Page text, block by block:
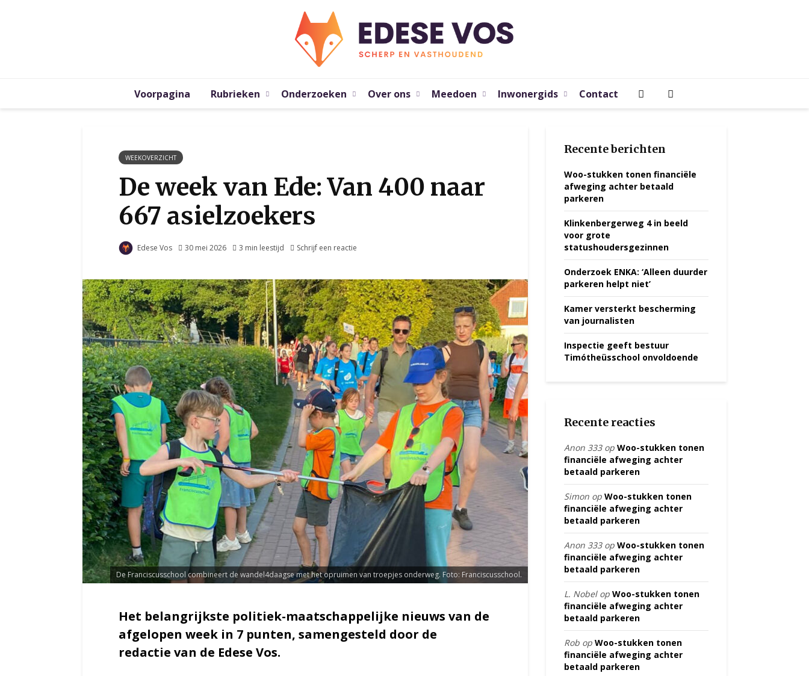
Voorpagina Rubrieken Onderzoeken Over ons Meedoen Inwonergids Contact
WEEKOVERZICHT
De week van Ede: Van 400 naar
667 asielzoekers
Edese Vos 30 mei 2026 3 min leestijd Schrijf een reactie
De Franciscusschool combineert de wandel4daagse met het opruimen van troepjes onderweg. Foto: Franciscusschool.
Het belangrijkste politiek-maatschappelijke nieuws van de
afgelopen week in 7 punten, samengesteld door de
redactie van de Edese Vos.
Recente berichten
Woo-stukken tonen financiële
afweging achter betaald
parkeren
Klinkenbergerweg 4 in beeld
voor grote
statushoudersgezinnen
Onderzoek ENKA: ‘Alleen duurder
parkeren helpt niet’
Kamer versterkt bescherming
van journalisten
Inspectie geeft bestuur
Timótheüsschool onvoldoende
Recente reacties
Anon 333op Woo-stukken tonen
financiële afweging achter
betaald parkeren
Simon op Woo-stukken tonen
financiële afweging achter
betaald parkeren
Anon 333op Woo-stukken tonen
financiële afweging achter
betaald parkeren
L. Nobelop Woo-stukken tonen
financiële afweging achter
betaald parkeren
Rob op Woo-stukken tonen
financiële afweging achter
betaald parkeren